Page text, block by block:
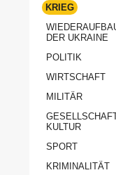
KRIEG
DER UKRAINE
POLITIK
WIRTSCHAFT
MILITÄR
KULTUR
SPORT
KRIMINALITÄT